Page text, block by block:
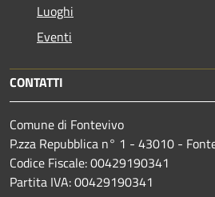
Luoghi
Eventi
CONTATTI
Comune di Fontevivo
P.zza Repubblica n° 1 - 43010 -
Codice Fiscale: 00429190341
Partita IVA: 00429190341